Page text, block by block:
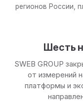
регионов России,
Шесть
SWEB GROUP
от измерений
платформы и